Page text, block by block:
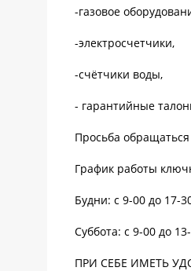
-газовое
-электросчетчики,
-счётчики воды,
- гарантийные
Просьба
График работы
Будни: с 9-00 до 17-
Суббота: с 9-00 до
ПРИ СЕБЕ ИМЕТЬ